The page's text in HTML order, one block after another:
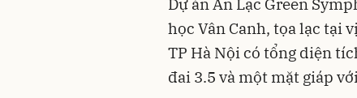
học Vân Canh, tọa lạc tại
TP Hà Nội có tổng diện
đai 3.5 và một mặt giáp